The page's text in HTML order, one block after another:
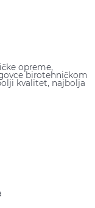
opreme,
birotehničkom
kvalitet, najbolja